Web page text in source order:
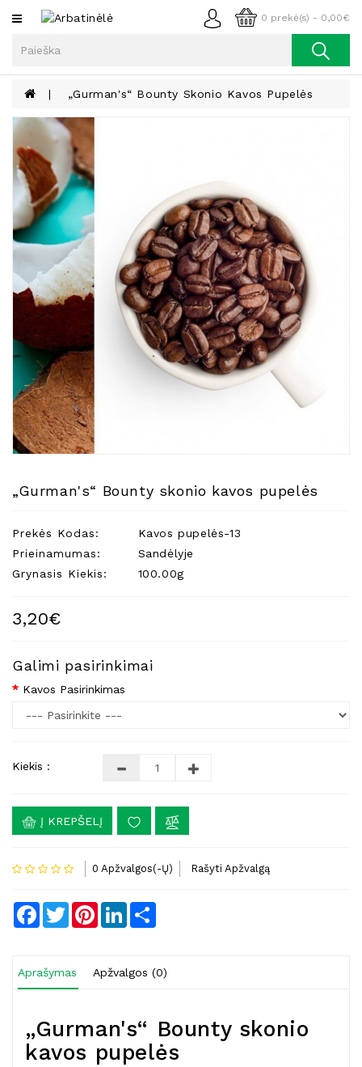
0 prekė(s) - 0,00€
Kategorijos
Kava
Prieskoniai
Aliejus
Lieknėjimui,
Sveikatai
Ir
Grožiui
Riešutai
Becukriai
Saldėsiai
Gurmanams
Natūralios
Žvakės
Namų
Kvapai
Higienos
Priemonės
Kūdikiams
Reikalai
„Gurman's“ Bounty Skonio Kavos Pupelės
„Gurman's“ Bounty skonio kavos pupelės
Prekės Kodas:
Kavos pupelės-13
Prieinamumas:
Sandėlyje
Grynasis Kiekis:
100.00g
3,20€
Galimi pasirinkimai
Kavos Pasirinkimas
Kiekis :
Į KREPŠELĮ
0 Apžvalgos(-Ų) Rašyti Apžvalgą
Facebook
TwitterPinterestLinkedIn
Aprašymas Apžvalgos (0)
„Gurman's“ Bounty skonio
kavos pupelės